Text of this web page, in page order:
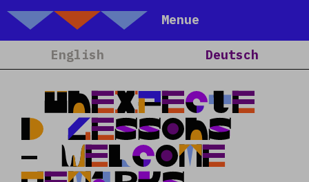
Talking Objects
Menue
Home
Über Uns
Projekte
Kalender
Blog
People
English Deutsch
Unexpecte
d Lessons
– Welcome